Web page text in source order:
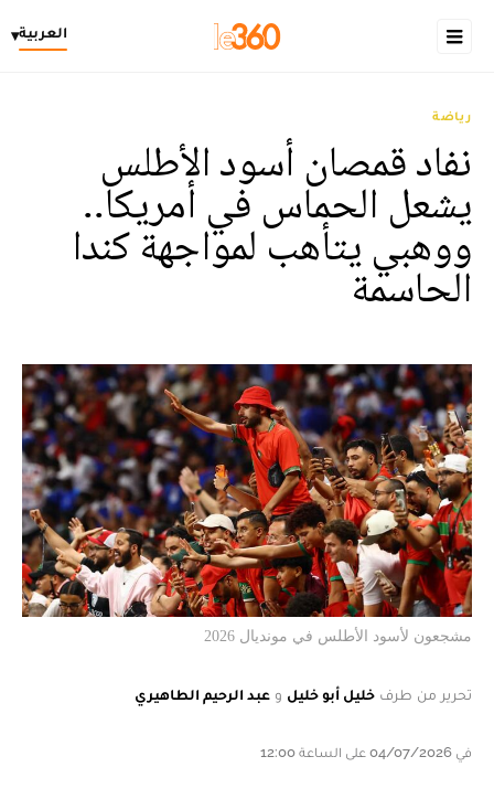
العربية▾
رياضة
نفاد قمصان أسود الأطلس
يشعل الحماس في أمريكا..
ووهبي يتأهب لمواجهة كندا
الحاسمة
مشجعون لأسود الأطلس في مونديال 2026
تحرير من طرف خليل أبو خليل و عبد الرحيم الطاهيري
في 04/07/2026 على الساعة 12:00